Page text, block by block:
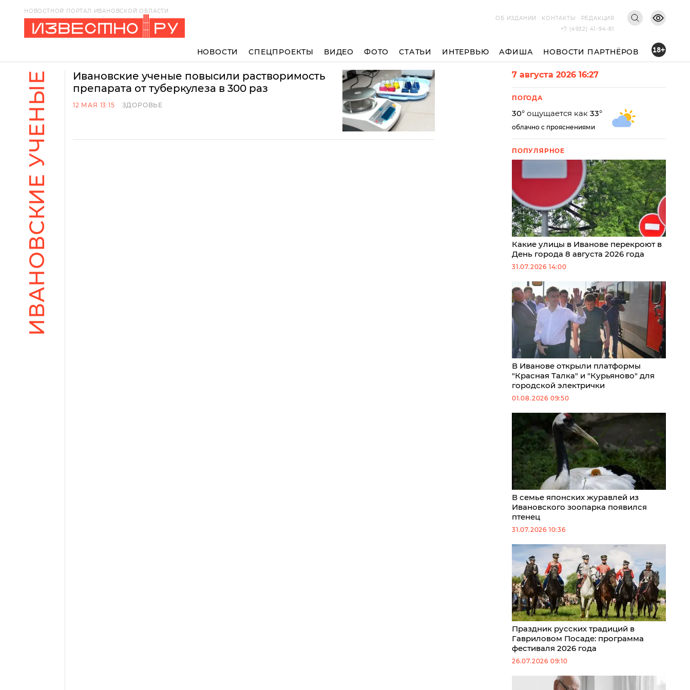
НОВОСТНОЙ ПОРТАЛ ИВАНОВСКОЙ ОБЛАСТИ
ОБ ИЗДАНИИ
КОНТАКТЫ
РЕДАКЦИЯ
+7 (4932) 41-94-81
НОВОСТИ СПЕЦПРОЕКТЫ ВИДЕО ФОТО СТАТЬИ ИНТЕРВЬЮ АФИША НОВОСТИ ПАРТНЁРОВ 18+
ИВАНОВСКИЕ УЧЕНЫЕ
Ивановские ученые повысили растворимость
препарата от туберкулеза в 300 раз
12 МАЯ 13:15 ЗДОРОВЬЕ
7 августа 2026 16:27
ПОГОДА
30° ощущается как 33°
облачно с прояснениями
ПОПУЛЯРНОЕ
Какие улицы в Иванове перекроют в
День города 8 августа 2026 года
31.07.2026 14:00
В Иванове открыли платформы
"Красная Талка" и "Курьяново" для
городской электрички
01.08.2026 09:50
В семье японских журавлей из
Ивановского зоопарка появился
птенец
31.07.2026 10:36
Праздник русских традиций в
Гавриловом Посаде: программа
фестиваля 2026 года
26.07.2026 09:10